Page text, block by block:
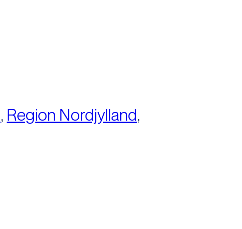
, Region Nordjylland,